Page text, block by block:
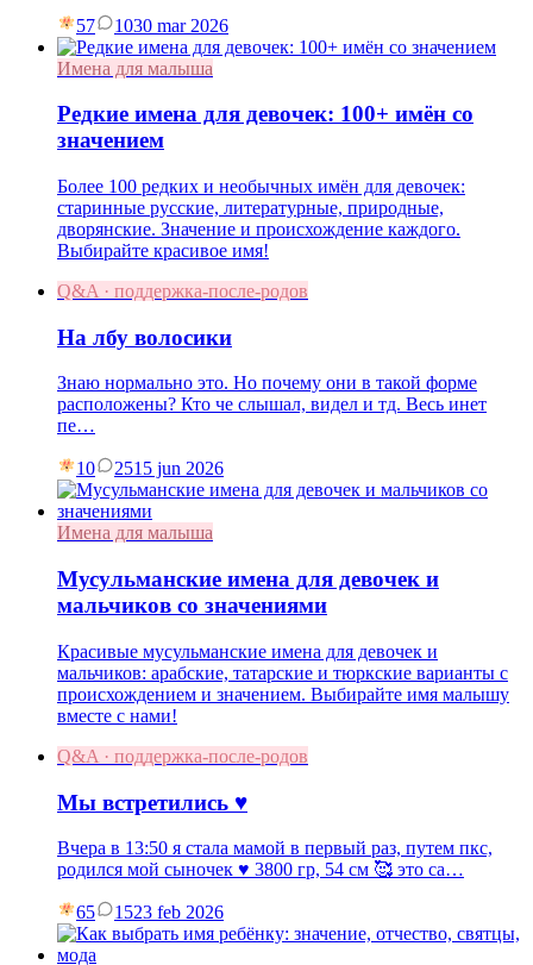
57 1030 mar 2026
Имена для малыша
Редкие имена для девочек: 100+ имён со
значением
Более 100 редких и необычных имён для девочек:
старинные русские, литературные, природные,
дворянские. Значение и происхождение каждого.
Выбирайте красивое имя!
Q&A · поддержка-после-родов
На лбу волосики
Знаю нормально это. Но почему они в такой форме
расположены? Кто че слышал, видел и тд. Весь инет
пе…
10 2515 jun 2026
Имена для малыша
Мусульманские имена для девочек и
мальчиков со значениями
Красивые мусульманские имена для девочек и
мальчиков: арабские, татарские и тюркские варианты с
происхождением и значением. Выбирайте имя малышу
вместе с нами!
Q&A · поддержка-после-родов
Мы встретились ♥️
Вчера в 13:50 я стала мамой в первый раз, путем пкс,
родился мой сыночек ♥️ 3800 гр, 54 см 🥰 это са…
65 1523 feb 2026